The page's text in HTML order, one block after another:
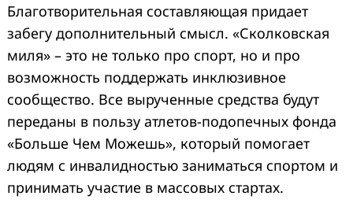
Благотворительная составляющая придает
забегу дополнительный смысл. «Сколковская
миля» – это не только про спорт, но и про
возможность поддержать инклюзивное
сообщество. Все вырученные средства будут
переданы в пользу атлетов-подопечных фонда
«Больше Чем Можешь», который помогает
людям с инвалидностью заниматься спортом и
принимать участие в массовых стартах.